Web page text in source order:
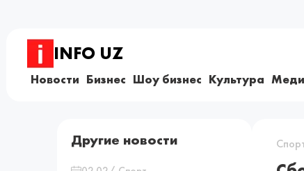
INFO UZ
Новости Бизнес Шоу бизнес Культура
Другие новости